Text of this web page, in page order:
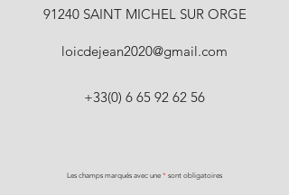
91240 SAINT MICHEL SUR ORGE
loicdejean2020@gmail.com
+33(0) 6 65 92 62 56
Les champs marqués avec une * sont obligatoires